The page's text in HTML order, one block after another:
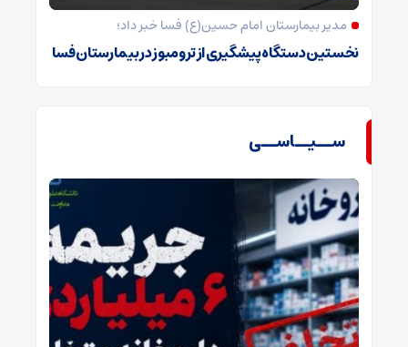
مدیر بیمارستان امام حسین(ع) فسا خبر داد؛
نخستین دستگاه پیشگیری از ترومبوز در بیمارستان فسا
ســیــاســی